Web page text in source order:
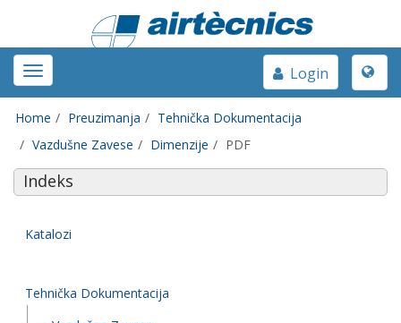
Toggle
navigation
Toggle
Login
Home Preuzimanja
Tehnička Dokumentacija
Vazdušne Zavese
Dimenzije PDF
Indeks
Katalozi
Tehnička Dokumentacija